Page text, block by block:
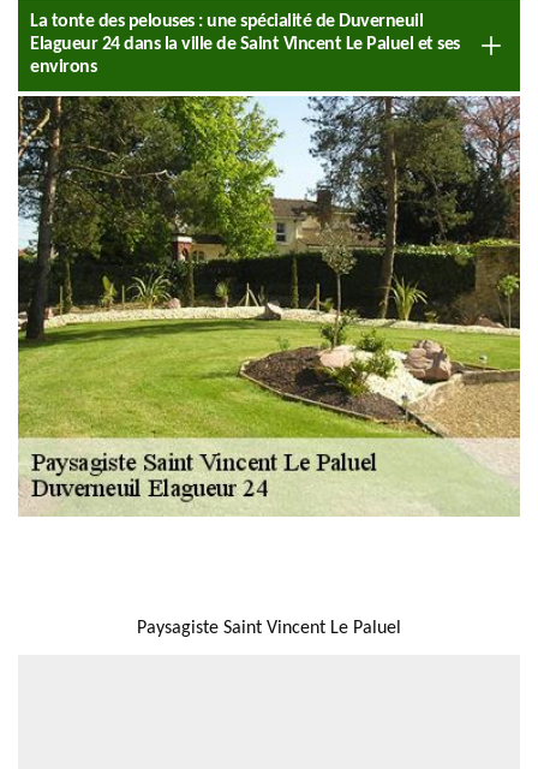
La tonte des pelouses : une spécialité de Duverneuil
Elagueur 24 dans la ville de Saint Vincent Le Paluel et ses
environs
Paysagiste Saint Vincent Le Paluel